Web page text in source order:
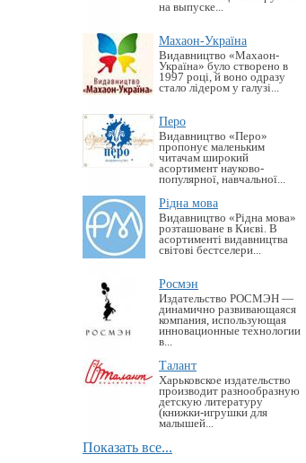
на выпуске...
Махаон-Україна
Видавництво «Махаон-
Україна» було створено в
1997 році, й воно одразу
стало лідером у галузі...
Перо
Видавництво «Перо»
пропонує маленьким
читачам широкий
асортимент науково-
популярної, навчальної...
Рідна мова
Видавництво «Рідна мова»
розташоване в Києві. В
асортименті видавництва
світові бестселери...
Росмэн
Издательство РОСМЭН —
динамично развивающаяся
компания, использующая
инновационные технологии
в...
Талант
Харьковское издательство
производит разнообразную
детскую литературу
(книжки-игрушки для
малышей...
Показать все...